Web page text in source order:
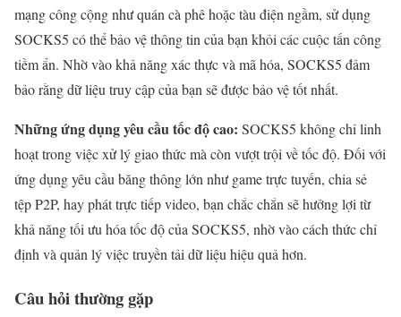
mạng công cộng như quán cà phê hoặc tàu điện ngầm, sử dụng
SOCKS5 có thể bảo vệ thông tin của bạn khỏi các cuộc tấn công
tiềm ẩn. Nhờ vào khả năng xác thực và mã hóa, SOCKS5 đảm
bảo rằng dữ liệu truy cập của bạn sẽ được bảo vệ tốt nhất.
Những ứng dụng yêu cầu tốc độ cao: SOCKS5 không chỉ linh
hoạt trong việc xử lý giao thức mà còn vượt trội về tốc độ. Đối với
ứng dụng yêu cầu băng thông lớn như game trực tuyến, chia sẻ
tệp P2P, hay phát trực tiếp video, bạn chắc chắn sẽ hưởng lợi từ
khả năng tối ưu hóa tốc độ của SOCKS5, nhờ vào cách thức chỉ
định và quản lý việc truyền tải dữ liệu hiệu quả hơn.
Câu hỏi thường gặp